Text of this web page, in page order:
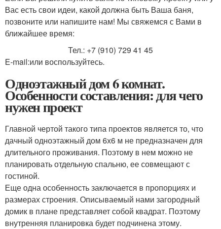
Вас есть свои идеи, какой должна быть Ваша баня,
позвоните или напишите нам! Мы свяжемся с Вами в
ближайшее время:
Тел.: +7 (910) 729 41 45
E-mail:или воспользуйтесь.
Одноэтажный дом 6 комнат.
Особенности составления: для чего
нужен проект
Главной чертой такого типа проектов является то, что
дачный одноэтажный дом 6х6 м не предназначен для
длительного проживания. Поэтому в нем можно не
планировать отдельную спальню, ее совмещают с
гостиной.
Еще одна особенность заключается в пропорциях и
размерах строения. Описываемый нами загородный
домик в плане представляет собой квадрат. Поэтому
внутренняя планировка будет подчинена этому.